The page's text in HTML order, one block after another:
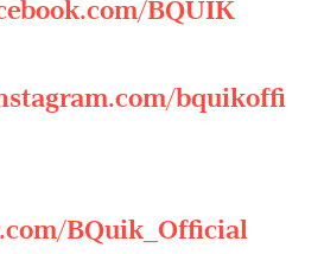
bquikoffi
BQuik_Official